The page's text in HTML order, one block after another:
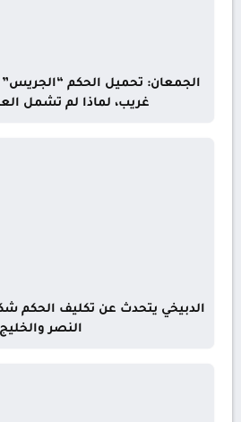
الجمعان: تحميل الحكم “الجريس”
غريب، لماذا لم تشمل
الدبيخي يتحدث عن تكليف الحكم
النصر والخليج